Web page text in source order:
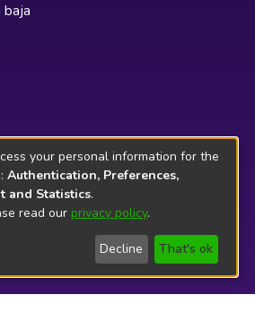
your personal information for the
Authentication, Preferences,
and Statistics.
read our privacy policy.
Decline That's ok